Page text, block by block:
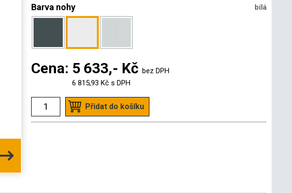
Barva nohy bílá
Cena: 5 633,- Kč bez DPH
6 815,93 Kč s DPH
Přidat do košíku